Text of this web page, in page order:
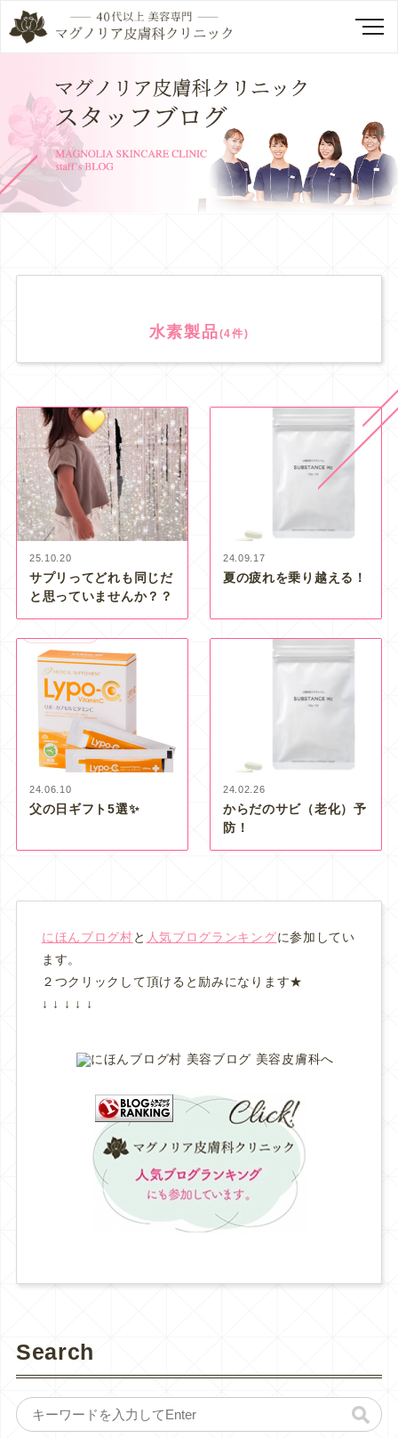
水素製品(4件)
25.10.20
サプリってどれも同じだ
と思っていませんか？？
24.09.17
夏の疲れを乗り越える！
24.06.10
父の日ギフト5選✨
24.02.26
からだのサビ（老化）予
防！
にほんブログ村と 人気ブログランキングに参加してい
ます。
２つクリックして頂けると励みになります★
↓ ↓ ↓ ↓ ↓
Search